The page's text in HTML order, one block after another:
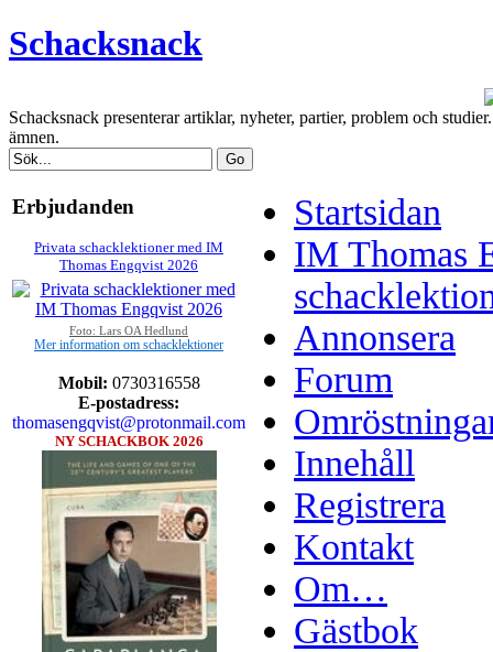
Schacksnack
Schacksnack presenterar artiklar, nyheter, partier, problem och
ämnen.
Erbjudanden
Privata schacklektioner med IM
Thomas Engqvist 2026
Foto: Lars OA Hedlund
Mer information om schacklektioner
Mobil: 0730316558
E-postadress:
thomasengqvist@protonmail.com
NY SCHACKBOK 2026
Startsidan
IM Thomas
Annonsera
Forum
Innehåll
Registrera
Kontakt
Om…
Gästbok